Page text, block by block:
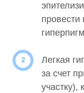
провести
Легкая
за счет
участку),